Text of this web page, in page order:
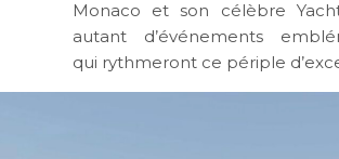
Monaco et son célèbre
autant d’événements
qui rythmeront ce périple